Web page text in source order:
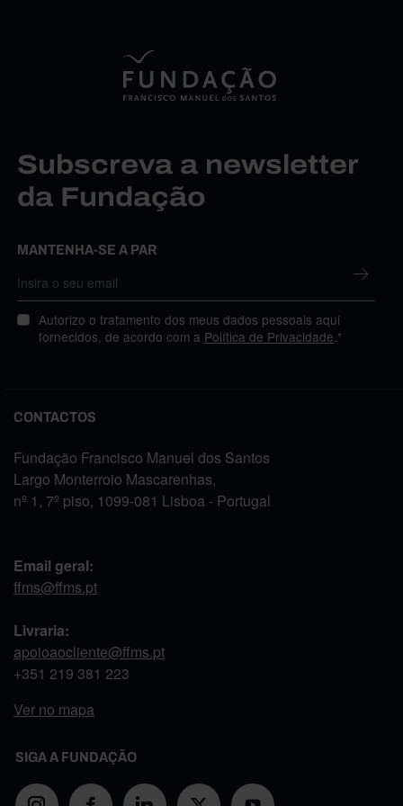
Subscreva a newsletter
da Fundação
MANTENHA-SE A PAR
Autorizo o tratamento dos meus dados pessoais aqui
fornecidos, de acordo com a Política de Privacidade.*
CONTACTOS
Fundação Francisco Manuel dos Santos
Largo Monterroio Mascarenhas,
nº 1, 7º piso, 1099-081 Lisboa - Portugal
Email geral:
ffms@ffms.pt
Livraria:
apoioaocliente@ffms.pt
+351 219 381 223
Ver no mapa
SIGA A FUNDAÇÃO